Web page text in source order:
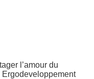
l’amour du